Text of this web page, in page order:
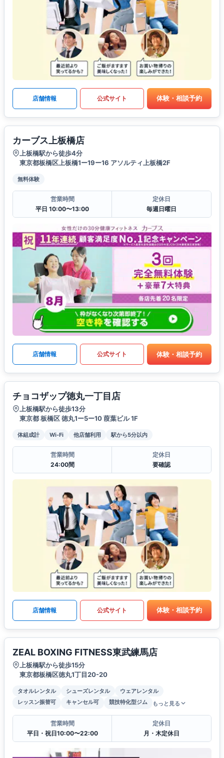
店舗情報 公式サイト 体験・相談予約
カーブス上板橋店
上板橋駅から徒歩4分
東京都板橋区上板橋1ー19ー16 アソルティ上板橋2F
無料体験
営業時間
平日 10:00〜13:00
定休日
毎週日曜日
店舗情報 公式サイト 体験・相談予約
チョコザップ徳丸一丁目店
上板橋駅から徒歩13分
東京都 板橋区 徳丸1ー5ー10 葭葉ビル 1F
体組成計 Wi-Fi 他店舗利用 駅から5分以内
営業時間
24:00間
定休日
要確認
店舗情報 公式サイト 体験・相談予約
ZEAL BOXING FITNESS東武練馬店
上板橋駅から徒歩15分
東京都板橋区徳丸1丁目20-20
タオルレンタル シューズレンタル
ウェアレンタル
レッスン振替可
キャンセル可 競技特化型ジム もっと見る
営業時間
平日・祝日10:00〜22:00
定休日
月・木定休日